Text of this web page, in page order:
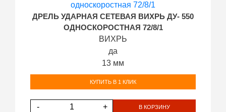
ДРЕЛЬ УДАРНАЯ СЕТЕВАЯ ВИХРЬ ДУ- 550
ОДНОСКОРОСТНАЯ 72/8/1
ВИХРЬ
да
13 мм
КУПИТЬ В 1 КЛИК
- + В КОРЗИНУ